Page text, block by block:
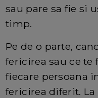
sau pare sa fie si
timp.
Pe de o parte,
fericirea sau ce te
fiecare persoana
fericirea diferit. La